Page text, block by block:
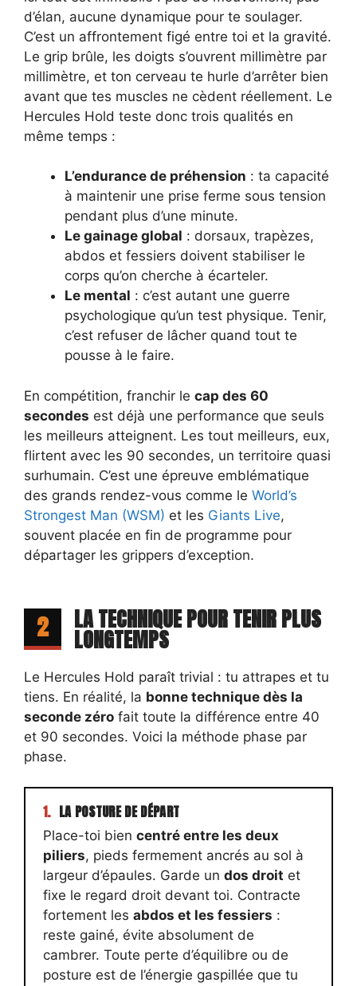
d’élan, aucune dynamique pour te soulager.
C’est un affrontement figé entre toi et la gravité.
Le grip brûle, les doigts s’ouvrent millimètre par
millimètre, et ton cerveau te hurle d’arrêter bien
avant que tes muscles ne cèdent réellement. Le
Hercules Hold teste donc trois qualités en
même temps :
L’endurance de préhension : ta capacité
à maintenir une prise ferme sous tension
pendant plus d’une minute.
Le gainage global : dorsaux, trapèzes,
abdos et fessiers doivent stabiliser le
corps qu’on cherche à écarteler.
Le mental : c’est autant une guerre
psychologique qu’un test physique. Tenir,
c’est refuser de lâcher quand tout te
pousse à le faire.
En compétition, franchir le cap des 60
secondes est déjà une performance que seuls
les meilleurs atteignent. Les tout meilleurs, eux,
flirtent avec les 90 secondes, un territoire quasi
surhumain. C’est une épreuve emblématique
des grands rendez-vous comme le World’s
Strongest Man (WSM) et les Giants Live,
souvent placée en fin de programme pour
départager les grippers d’exception.
2 LA TECHNIQUE POUR TENIR PLUS
LONGTEMPS
Le Hercules Hold paraît trivial : tu attrapes et tu
tiens. En réalité, la bonne technique dès la
seconde zéro fait toute la différence entre 40
et 90 secondes. Voici la méthode phase par
phase.
1. LA POSTURE DE DÉPART
Place-toi bien centré entre les deux
piliers, pieds fermement ancrés au sol à
largeur d’épaules. Garde un dos droit et
fixe le regard droit devant toi. Contracte
fortement les abdos et les fessiers :
reste gainé, évite absolument de
cambrer. Toute perte d’équilibre ou de
posture est de l’énergie gaspillée que tu